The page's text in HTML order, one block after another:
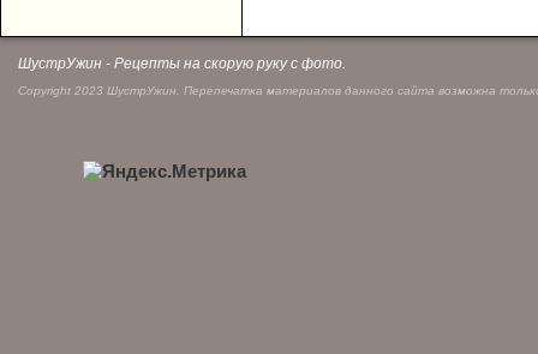
ШустрУжин - Рецепты на скорую руку с фото.
Copyright 2023 ШустрУжин. Перепечатка материалов данного сайта возможна